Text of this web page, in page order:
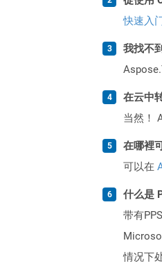
快速入
我找不
在云中
当然！
在哪裡
可以在
什么是
带有
情况下